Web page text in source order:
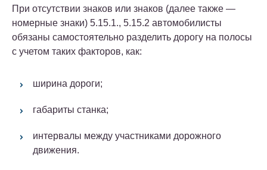
При отсутствии знаков или знаков (далее также —
номерные знаки) 5.15.1., 5.15.2 автомобилисты
обязаны самостоятельно разделить дорогу на полосы
с учетом таких факторов, как:
ширина дороги;
габариты станка;
интервалы между участниками дорожного
движения.